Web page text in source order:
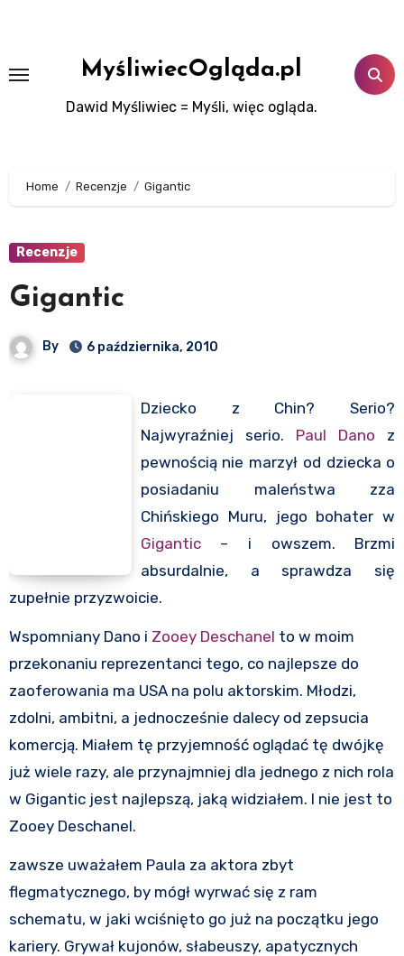
MyśliwiecOgląda.pl
Dawid Myśliwiec = Myśli, więc ogląda.
Home Recenzje Gigantic
Recenzje
Gigantic
By 6 października, 2010
Dziecko z Chin? Serio?
Najwyraźniej serio. Paul Dano z
pewnością nie marzył od dziecka o
posiadaniu maleństwa zza
Chińskiego Muru, jego bohater w
Gigantic– i owszem. Brzmi
absurdalnie, a sprawdza się
zupełnie przyzwoicie.
Wspomniany Dano i Zooey Deschanel to w moim
przekonaniu reprezentanci tego, co najlepsze do
zaoferowania ma USA na polu aktorskim. Młodzi,
zdolni, ambitni, a jednocześnie dalecy od zepsucia
komercją. Miałem tę przyjemność oglądać tę dwójkę
już wiele razy, ale przynajmniej dla jednego z nich rola
w Gigantic jest najlepszą, jaką widziałem. I nie jest to
Zooey Deschanel.
zawsze uważałem Paula za aktora zbyt
flegmatycznego, by mógł wyrwać się z ram
schematu, w jaki wciśnięto go już na początku jego
kariery. Grywał kujonów, słabeuszy, apatycznych